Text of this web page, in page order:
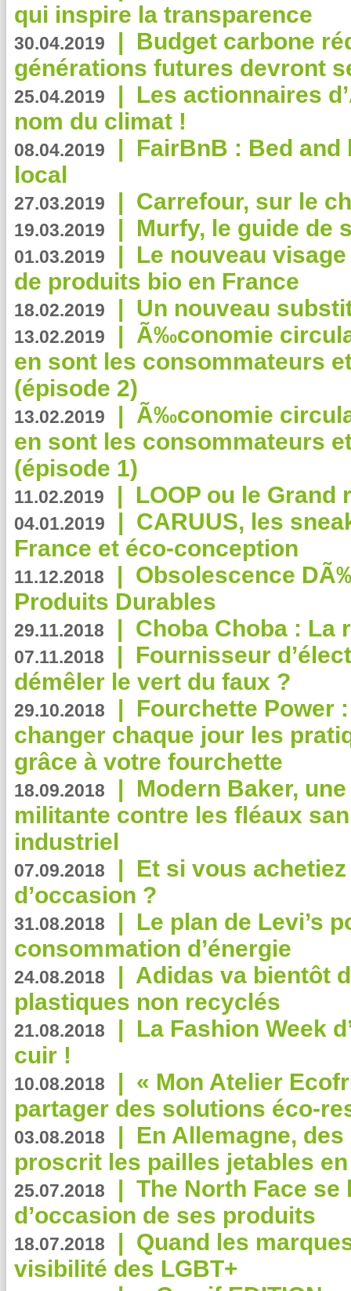
qui inspire la transparence
30.04.2019 | Budget carbone
générations futures devront
25.04.2019 | Les actionnaires
nom du climat !
08.04.2019 | FairBnB : Bed
local
27.03.2019 | Carrefour, sur le
19.03.2019 | Murfy, le guide de
01.03.2019 | Le nouveau
de produits bio en France
18.02.2019 | Un nouveau
13.02.2019 | Ã‰conomie
en sont les consommateurs
(épisode 2)
13.02.2019 | Ã‰conomie
en sont les consommateurs
(épisode 1)
11.02.2019 | LOOP ou le Grand
04.01.2019 | CARUUS, les
France et éco-conception
11.12.2018 | Obsolescence
Produits Durables
29.11.2018 | Choba Choba : La
07.11.2018 | Fournisseur
démêler le vert du faux ?
29.10.2018 | Fourchette Power
changer chaque jour les
grâce à votre fourchette
18.09.2018 | Modern Baker,
militante contre les fléaux
industriel
07.09.2018 | Et si vous
d’occasion ?
31.08.2018 | Le plan de Levi’s
consommation d’énergie
24.08.2018 | Adidas va bientôt
plastiques non recyclés
21.08.2018 | La Fashion Week
cuir !
10.08.2018 | « Mon Atelier
partager des solutions éco-
03.08.2018 | En Allemagne,
proscrit les pailles jetables
25.07.2018 | The North Face se
d’occasion de ses produits
18.07.2018 | Quand les
visibilité des LGBT+